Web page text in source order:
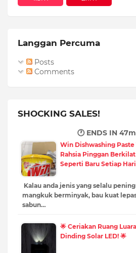
Langgan Percuma
Posts
Comments
SHOCKING SALES!
🕐 ENDS IN
Win Dishwashing Paste
Rahsia Pinggan
Seperti Baru Setiap
Kalau anda jenis yang selalu
mangkuk berminyak, bau kuat
sabun…
🌟 Ceriakan Ruang
Dinding Solar LED! 🌟